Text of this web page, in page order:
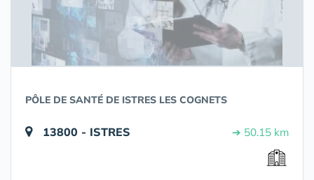
PÔLE DE SANTÉ DE ISTRES LES COGNETS
13800 - ISTRES ➔ 50.15 km